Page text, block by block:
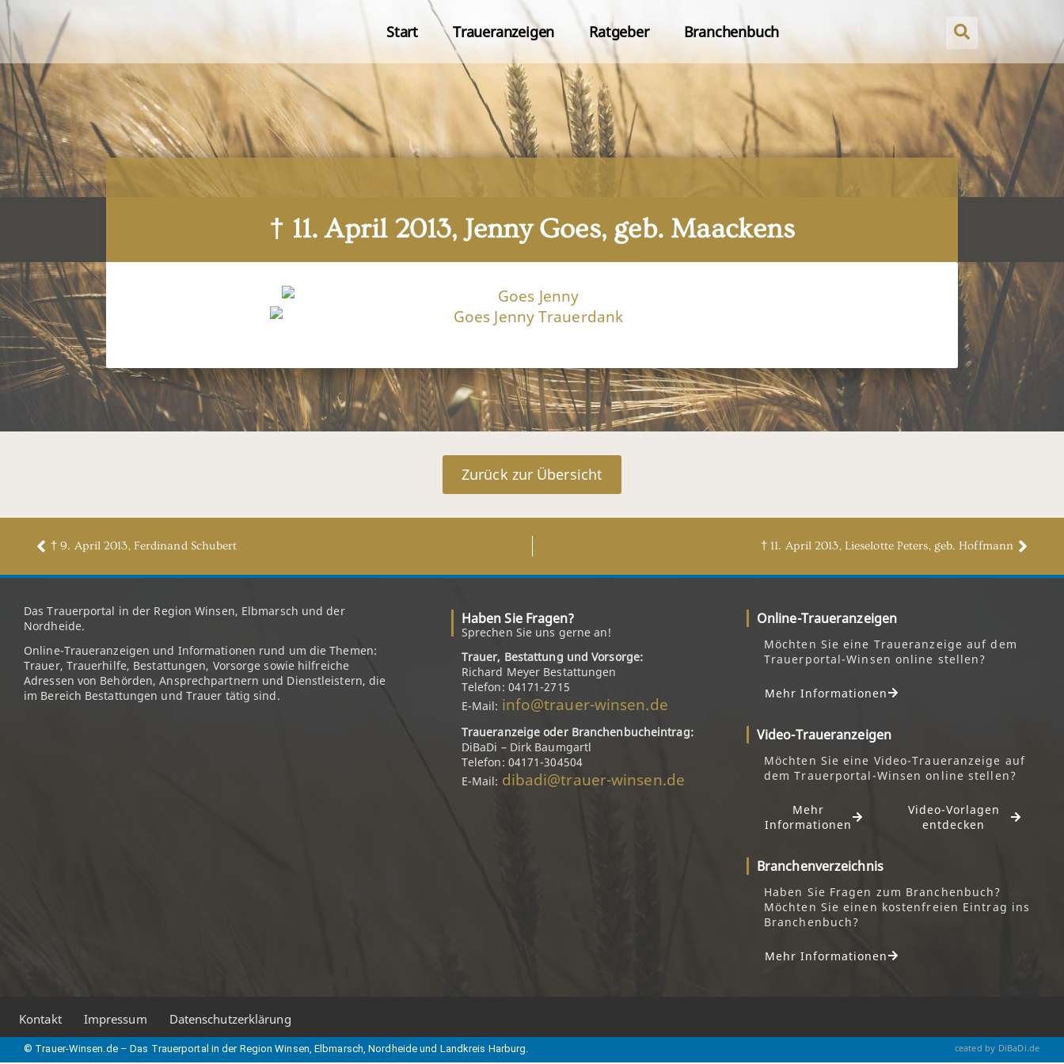
Start Traueranzeigen Ratgeber Branchenbuch
† 11. April 2013, Jenny Goes, geb. Maackens
Zurück zur Übersicht
† 9. April 2013, Ferdinand Schubert † 11. April 2013, Lieselotte Peters, geb. Hoffmann
Das Trauerportal in der Region Winsen, Elbmarsch und der
Nordheide.
Online-Traueranzeigen und Informationen rund um die Themen:
Trauer, Trauerhilfe, Bestattungen, Vorsorge sowie hilfreiche
Adressen von Behörden, Ansprechpartnern und Dienstleistern, die
im Bereich Bestattungen und Trauer tätig sind.
Haben Sie Fragen?
Sprechen Sie uns gerne an!
Trauer, Bestattung und Vorsorge:
Richard Meyer Bestattungen
Telefon: 04171-2715
E-Mail: info@trauer-winsen.de
Traueranzeige oder Branchenbucheintrag:
DiBaDi – Dirk Baumgartl
Telefon: 04171-304504
E-Mail: dibadi@trauer-winsen.de
Online-Traueranzeigen
Möchten Sie eine Traueranzeige auf dem
Trauerportal-Winsen online stellen?
Mehr Informationen
Video-Traueranzeigen
Möchten Sie eine Video-Traueranzeige auf
dem Trauerportal-Winsen online stellen?
Mehr
Informationen
Video-Vorlagen
entdecken
Branchenverzeichnis
Haben Sie Fragen zum Branchenbuch?
Möchten Sie einen kostenfreien Eintrag ins
Branchenbuch?
Mehr Informationen
Kontakt Impressum Datenschutzerklärung
© Trauer-Winsen.de – Das Trauerportal in der Region Winsen, Elbmarsch, Nordheide und Landkreis Harburg. ceated by DiBaDi.de